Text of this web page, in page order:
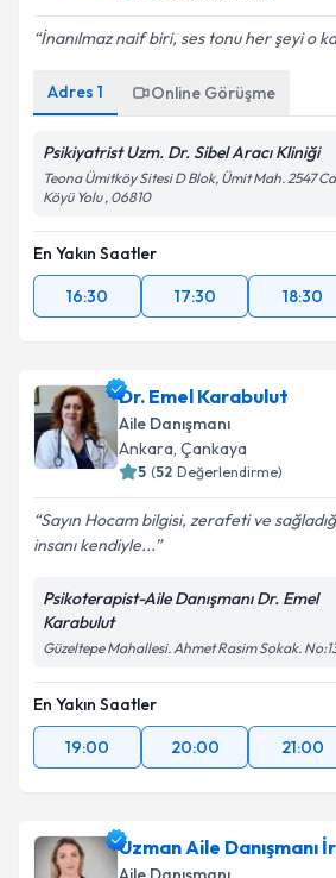
İnanılmaz naif biri, ses tonu her şeyi o
Adres 1 Online Görüşme
Psikiyatrist Uzm. Dr. Sibel Aracı Kliniği
Teona Ümitköy Sitesi D Blok, Ümit Mah. 2547
Köyü Yolu , 06810
En Yakın Saatler
16:30
17:30 18:30
Dr. Emel Karabulut
Aile Danışmanı
Ankara, Çankaya
5 (52 Değerlendirme)
Sayın Hocam bilgisi, zerafeti ve
insanı kendiyle...
Psikoterapist-Aile Danışmanı Dr. Emel
Karabulut
Güzeltepe Mahallesi. Ahmet Rasim Sokak.
En Yakın Saatler
19:00
20:00 21:00
Uzman Aile Danışmanı